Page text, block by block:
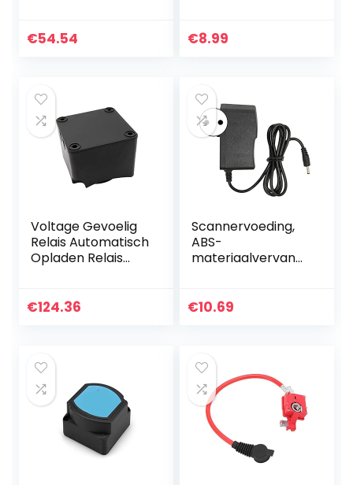
Vervanging voor
€54.54
TPU Bumper
€8.99
Voltage Gevoelig
Relais Automatisch
Opladen Relais
accessoires Voor
€124.36
Scannervoeding,
ABS-
materiaalvervang
dapter voor
€10.69